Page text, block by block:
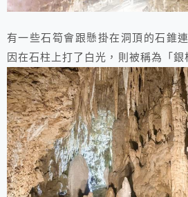
有一些石筍會跟懸掛在洞頂的石錐
因在石柱上打了白光，則被稱為「銀